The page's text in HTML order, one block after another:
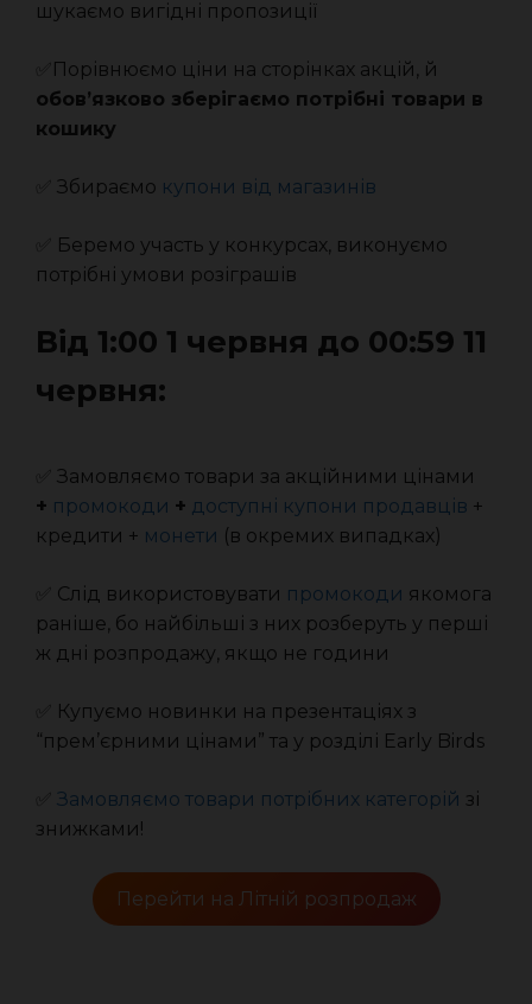
шукаємо вигідні пропозиції
✅Порівнюємо ціни на сторінках акцій, й
обов’язково зберігаємо потрібні товари в
кошику
✅ Збираємо купони від магазинів
✅ Беремо участь у конкурсах, виконуємо
потрібні умови розіграшів
Від 1:00 1 червня до 00:59 11
червня:
✅ Замовляємо товари за акційними цінами
+ промокоди + доступні купони продавців +
кредити + монети (в окремих випадках)
✅ Слід використовувати промокоди якомога
раніше, бо найбільші з них розберуть у перші
ж дні розпродажу, якщо не години
✅ Купуємо новинки на презентаціях з
“прем’єрними цінами” та у розділі Early Birds
Замовляємо товари потрібних категорій зі
знижками!
Перейти на Літній розпродаж